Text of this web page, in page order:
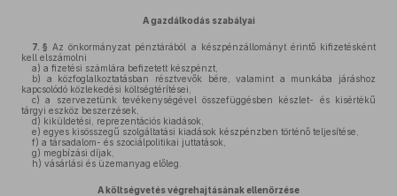
A gazdálkodás szabályai
7. § Az önkormányzat pénztárából a készpénzállományt érintő kifizetésként
kell elszámolni
a) a fizetési számlára befizetett készpénzt,
b) a közfoglalkoztatásban résztvevők bére, valamint a munkába járáshoz
kapcsolódó közlekedési költségtérítései,
c) a szervezetünk tevékenységével összefüggésben készlet- és kisértékű
tárgyi eszköz beszerzések,
d) kiküldetési, reprezentációs kiadások,
e) egyes kisösszegű szolgáltatási kiadások készpénzben történő teljesítése,
f) a társadalom- és szociálpolitikai juttatások,
g) megbízási díjak,
h) vásárlási és üzemanyag előleg.
A költségvetés végrehajtásának ellenőrzése